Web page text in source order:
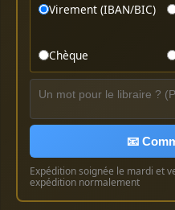
Virement (IBAN/BIC)
Chèque
📧
Expédition soignée le mardi et
expédition normalement